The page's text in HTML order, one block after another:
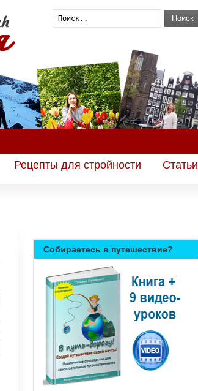
Поиск
Рецепты для стройности Статьи
Собираетесь в путешествие?